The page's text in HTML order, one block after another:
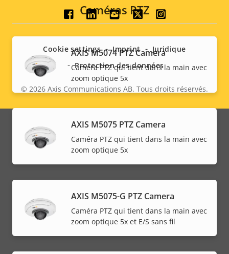
Caméras PTZ
AXIS M5074 PTZ Camera
Caméra PTZ qui tient dans la main avec
zoom optique 5x
AXIS M5075 PTZ Camera
Caméra PTZ qui tient dans la main avec
zoom optique 5x
AXIS M5075-G PTZ Camera
Caméra PTZ qui tient dans la main avec
zoom optique 5x et E/S sans fil
Social
menu
Legal
© 2026 Axis Communications AB. Tous droits réservés.
Cookie settings Imprint
Juridique
Protection des données